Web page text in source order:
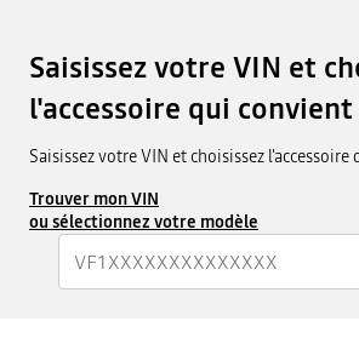
Saisissez votre VIN et
l'accessoire qui convient
Saisissez votre VIN et choisissez
Trouver mon VIN
ou sélectionnez votre modèle